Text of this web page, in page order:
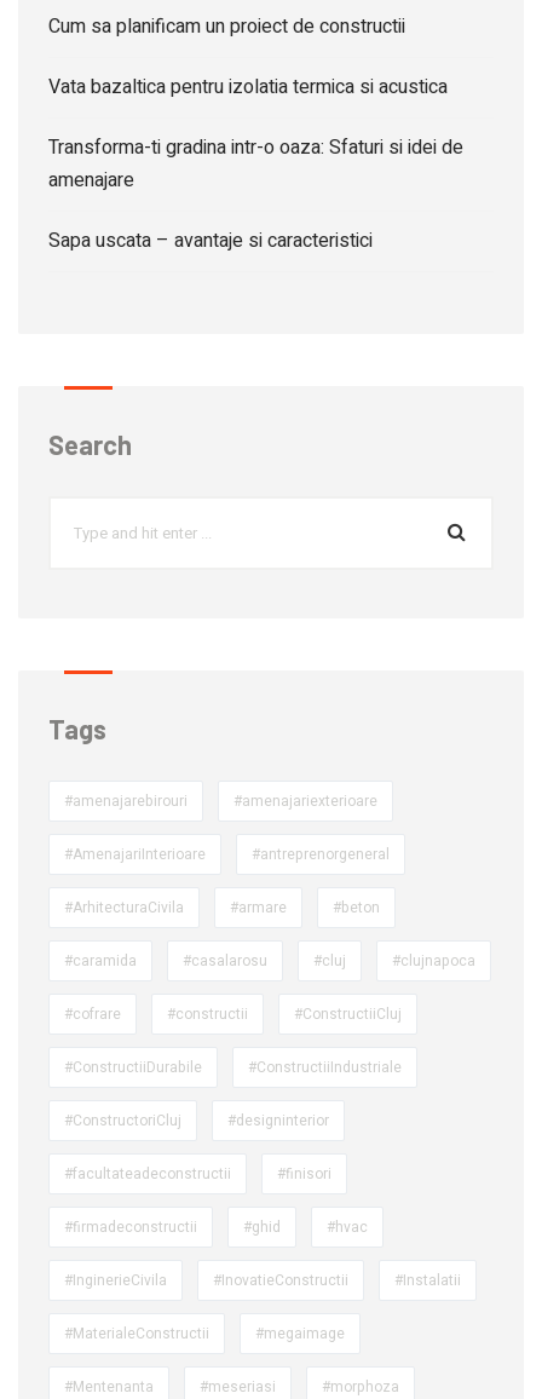
Cum sa planificam un proiect de constructii
Vata bazaltica pentru izolatia termica si acustica
Transforma-ti gradina intr-o oaza: Sfaturi si idei de
amenajare
Sapa uscata – avantaje si caracteristici
Search
Tags
#amenajarebirouri #amenajariexterioare
#AmenajariInterioare #antreprenorgeneral
#ArhitecturaCivila #armare #beton
#caramida #casalarosu #cluj #clujnapoca
#cofrare #constructii #ConstructiiCluj
#ConstructiiDurabile #ConstructiiIndustriale
#ConstructoriCluj #designinterior
#facultateadeconstructii #finisori
#firmadeconstructii #ghid #hvac
#InginerieCivila #InovatieConstructii #Instalatii
#MaterialeConstructii #megaimage
#Mentenanta #meseriasi #morphoza